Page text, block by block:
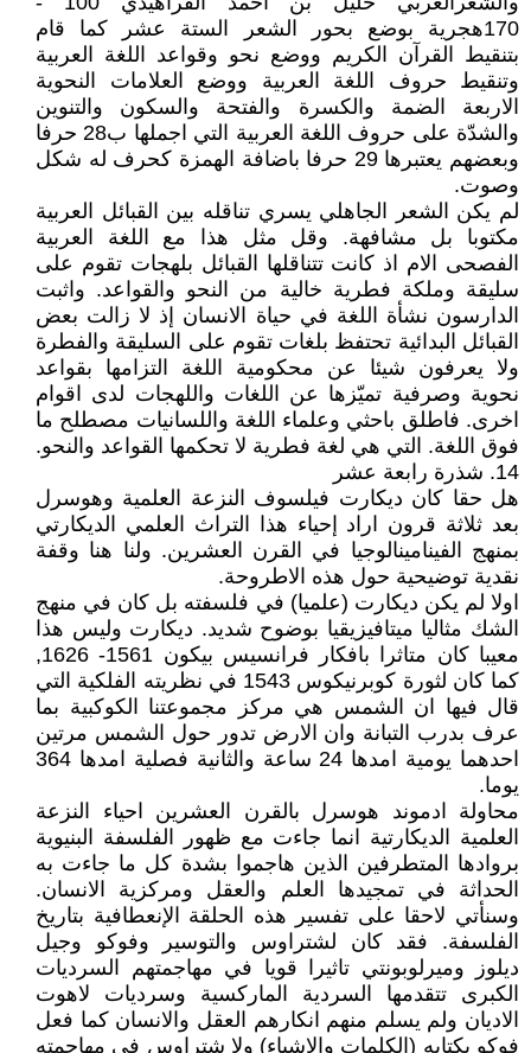
170هجرية بوضع بحور الشعر الستة عشر كما قام
بتنقيط القرآن الكريم ووضع نحو وقواعد اللغة العربية
وتنقيط حروف اللغة العربية ووضع العلامات النحوية
الاربعة الضمة والكسرة والفتحة والسكون والتنوين
والشدّة على حروف اللغة العربية التي اجملها ب28 حرفا
وبعضهم يعتبرها 29 حرفا باضافة الهمزة كحرف له شكل
وصوت.
لم يكن الشعر الجاهلي يسري تناقله بين القبائل العربية
مكتوبا بل مشافهة. وقل مثل هذا مع اللغة العربية
الفصحى الام اذ كانت تتناقلها القبائل بلهجات تقوم على
سليقة وملكة فطرية خالية من النحو والقواعد. واثبت
الدارسون نشأة اللغة في حياة الانسان إذ لا زالت بعض
القبائل البدائية تحتفظ بلغات تقوم على السليقة والفطرة
ولا يعرفون شيئا عن محكومية اللغة التزامها بقواعد
نحوية وصرفية تميّزها عن اللغات واللهجات لدى اقوام
اخرى. فاطلق باحثي وعلماء اللغة واللسانيات مصطلح ما
فوق اللغة. التي هي لغة فطرية لا تحكمها القواعد والنحو.
14. شذرة رابعة عشر
هل حقا كان ديكارت فيلسوف النزعة العلمية وهوسرل
بعد ثلاثة قرون اراد إحياء هذا التراث العلمي الديكارتي
بمنهج الفينامينالوجيا في القرن العشرين. ولنا هنا وقفة
نقدية توضيحية حول هذه الاطروحة.
اولا لم يكن ديكارت (علميا) في فلسفته بل كان في منهج
الشك مثاليا ميتافيزيقيا بوضوح شديد. ديكارت وليس هذا
معيبا كان متاثرا بافكار فرانسيس بيكون 1561- 1626,
كما كان لثورة كوبرنيكوس 1543 في نظريته الفلكية التي
قال فيها ان الشمس هي مركز مجموعتنا الكوكبية بما
عرف بدرب التبانة وان الارض تدور حول الشمس مرتين
احدهما يومية امدها 24 ساعة والثانية فصلية امدها 364
يوما.
محاولة ادموند هوسرل بالقرن العشرين احياء النزعة
العلمية الديكارتية انما جاءت مع ظهور الفلسفة البنيوية
بروادها المتطرفين الذين هاجموا بشدة كل ما جاءت به
الحداثة في تمجيدها العلم والعقل ومركزية الانسان.
وسنأتي لاحقا على تفسير هذه الحلقة الإنعطافية بتاريخ
الفلسفة. فقد كان لشتراوس والتوسير وفوكو وجيل
ديلوز وميرلوبونتي تاثيرا قويا في مهاجمتهم السرديات
الكبرى تتقدمها السردية الماركسية وسرديات لاهوت
الاديان ولم يسلم منهم انكارهم العقل والانسان كما فعل
فوكو بكتابه (الكلمات والاشياء) ولا شتراوس في مهاجمته